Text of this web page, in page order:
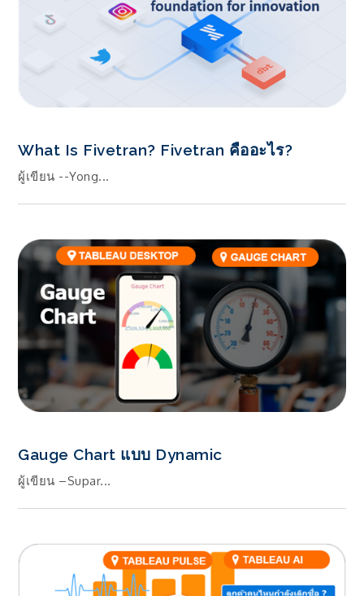
What Is Fivetran? Fivetran คืออะไร?
ผู้เขียน --Yong...
Gauge Chart แบบ Dynamic
ผู้เขียน –Supar...